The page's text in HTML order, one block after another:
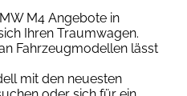
M4 Angebote in
Ihren Traumwagen.
Fahrzeugmodellen lässt
mit den neuesten